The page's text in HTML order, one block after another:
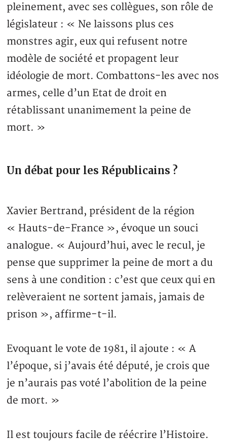
pleinement, avec ses collègues, son rôle de
législateur : « Ne laissons plus ces
monstres agir, eux qui refusent notre
modèle de société et propagent leur
idéologie de mort. Combattons-les avec nos
armes, celle d’un Etat de droit en
rétablissant unanimement la peine de
mort. »
Un débat pour les Républicains ?
Xavier Bertrand, président de la région
« Hauts-de-France », évoque un souci
analogue. « Aujourd’hui, avec le recul, je
pense que supprimer la peine de mort a du
sens à une condition : c’est que ceux qui en
relèveraient ne sortent jamais, jamais de
prison », affirme-t-il.
Evoquant le vote de 1981, il ajoute : « A
l’époque, si j’avais été député, je crois que
je n’aurais pas voté l’abolition de la peine
de mort. »
Il est toujours facile de réécrire l’Histoire.